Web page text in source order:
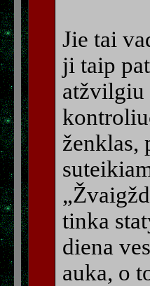
Jie tai
ji taip
atžvilgiu
ženklas,
tinka
diena
auka, o